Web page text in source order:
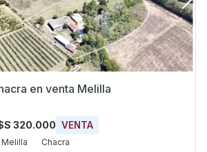
en venta Melilla
320.000 VENTA
Melilla Chacra